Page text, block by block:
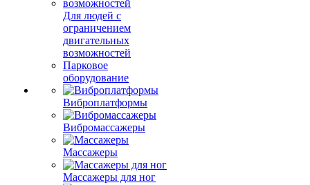
Для людей с
ограничением
двигательных
возможностей
Парковое
оборудование
Виброплатформы
Вибромассажеры
Массажеры
Массажеры для ног